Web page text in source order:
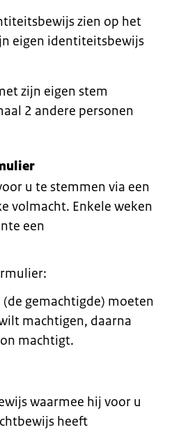
zien op het
eigen identiteitsbewijs
zijn eigen stem
2 andere personen
u te stemmen via een
volmacht. Enkele weken
een
gemachtigde) moeten
machtigen, daarna
machtigt.
waarmee hij voor u
heeft